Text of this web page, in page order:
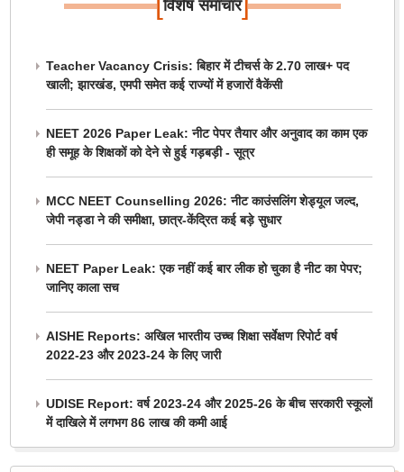
विशेष समाचार
Teacher Vacancy Crisis: बिहार में टीचर्स के 2.70 लाख+ पद
खाली; झारखंड, एमपी समेत कई राज्यों में हजारों वैकेंसी
NEET 2026 Paper Leak: नीट पेपर तैयार और अनुवाद का काम एक
ही समूह के शिक्षकों को देने से हुई गड़बड़ी - सूत्र
MCC NEET Counselling 2026: नीट काउंसलिंग शेड्यूल जल्द,
जेपी नड्डा ने की समीक्षा, छात्र-केंद्रित कई बड़े सुधार
NEET Paper Leak: एक नहीं कई बार लीक हो चुका है नीट का पेपर;
जानिए काला सच
AISHE Reports: अखिल भारतीय उच्च शिक्षा सर्वेक्षण रिपोर्ट वर्ष
2022-23 और 2023-24 के लिए जारी
UDISE Report: वर्ष 2023-24 और 2025-26 के बीच सरकारी स्कूलों
में दाखिले में लगभग 86 लाख की कमी आई